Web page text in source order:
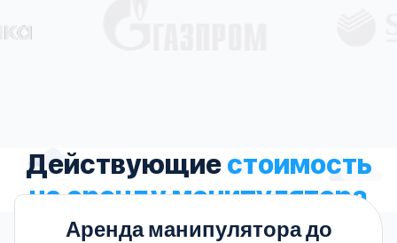
Действующиестоимость
на аренду манипулятора
Аренда манипулятора до